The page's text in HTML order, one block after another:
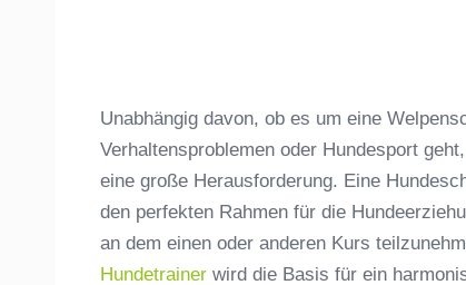
Unabhängig davon, ob es um eine
Verhaltensproblemen oder Hundesport
eine große Herausforderung. Eine
den perfekten Rahmen für die
an dem einen oder anderen Kurs
Hundetrainer wird die Basis für ein